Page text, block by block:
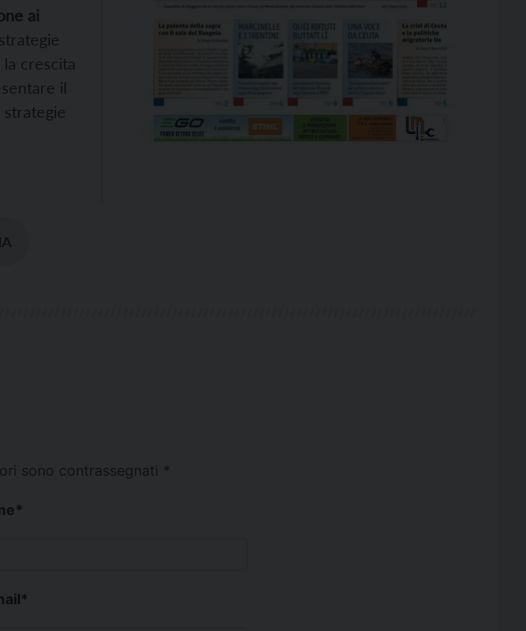
ai
crescita
il
sono contrassegnati *
*
*